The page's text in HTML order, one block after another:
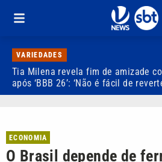
VARIEDADES
Tia Milena revela fim de amizade
após ‘BBB 26’: ‘Não é fácil de
ECONOMIA
O Brasil depende de